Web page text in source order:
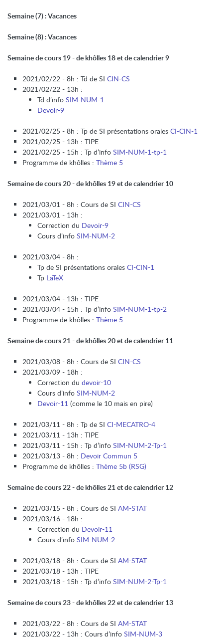
Semaine (7) : Vacances
Semaine (8) : Vacances
Semaine de cours 19 - de khôlles 18 et de calendrier 9
2021/02/22 - 8h : Td de SI CIN-CS
2021/02/22 - 13h :
Td d’info SIM-NUM-1
Devoir-9
2021/02/25 - 8h : Tp de SI présentations orales CI-CIN-1
2021/02/25 - 13h : TIPE
2021/02/25 - 15h : Tp d’info SIM-NUM-1-tp-1
Programme de khôlles : Thème 5
Semaine de cours 20 - de khôlles 19 et de calendrier 10
2021/03/01 - 8h : Cours de SI CIN-CS
2021/03/01 - 13h :
Correction du Devoir-9
Cours d’info SIM-NUM-2
2021/03/04 - 8h :
Tp de SI présentations orales CI-CIN-1
Tp LaTeX
2021/03/04 - 13h : TIPE
2021/03/04 - 15h : Tp d’info SIM-NUM-1-tp-2
Programme de khôlles : Thème 5
Semaine de cours 21 - de khôlles 20 et de calendrier 11
2021/03/08 - 8h : Cours de SI CIN-CS
2021/03/09 - 18h :
Correction du devoir-10
Cours d’info SIM-NUM-2
Devoir-11 (comme le 10 mais en pire)
2021/03/11 - 8h : Tp de SI CI-MECATRO-4
2021/03/11 - 13h : TIPE
2021/03/11 - 15h : Tp d’info SIM-NUM-2-Tp-1
2021/03/13 - 8h : Devoir Commun 5
Programme de khôlles : Thème 5b (RSG)
Semaine de cours 22 - de khôlles 21 et de calendrier 12
2021/03/15 - 8h : Cours de SI AM-STAT
2021/03/16 - 18h :
Correction du Devoir-11
Cours d’info SIM-NUM-2
2021/03/18 - 8h : Cours de SI AM-STAT
2021/03/18 - 13h : TIPE
2021/03/18 - 15h : Tp d’info SIM-NUM-2-Tp-1
Semaine de cours 23 - de khôlles 22 et de calendrier 13
2021/03/22 - 8h : Cours de SI AM-STAT
2021/03/22 - 13h : Cours d’info SIM-NUM-3